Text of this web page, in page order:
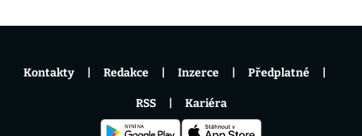
Kontakty Redakce Inzerce Předplatné
RSS Kariéra